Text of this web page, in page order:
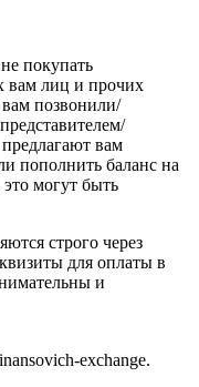
покупать
вам лиц и прочих
позвонили/
вам
пополнить баланс на
могут быть
строго через
для оплаты в
и
exchange.